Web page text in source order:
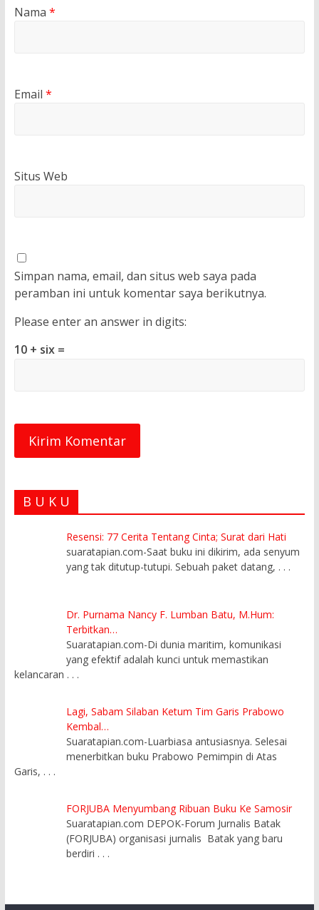
Nama *
Email *
Situs Web
Simpan nama, email, dan situs web saya pada
peramban ini untuk komentar saya berikutnya.
Please enter an answer in digits:
10 + six =
B U K U
Resensi: 77 Cerita Tentang Cinta; Surat dari Hati
suaratapian.com-Saat buku ini dikirim, ada senyum
yang tak ditutup-tutupi. Sebuah paket datang, . . .
Dr. Purnama Nancy F. Lumban Batu, M.Hum:
Terbitkan…
Suaratapian.com-Di dunia maritim, komunikasi
yang efektif adalah kunci untuk memastikan
kelancaran . . .
Lagi, Sabam Silaban Ketum Tim Garis Prabowo
Kembal…
Suaratapian.com-Luarbiasa antusiasnya. Selesai
menerbitkan buku Prabowo Pemimpin di Atas
Garis, . . .
FORJUBA Menyumbang Ribuan Buku Ke Samosir
Suaratapian.com DEPOK-Forum Jurnalis Batak
(FORJUBA) organisasi jurnalis Batak yang baru
berdiri . . .